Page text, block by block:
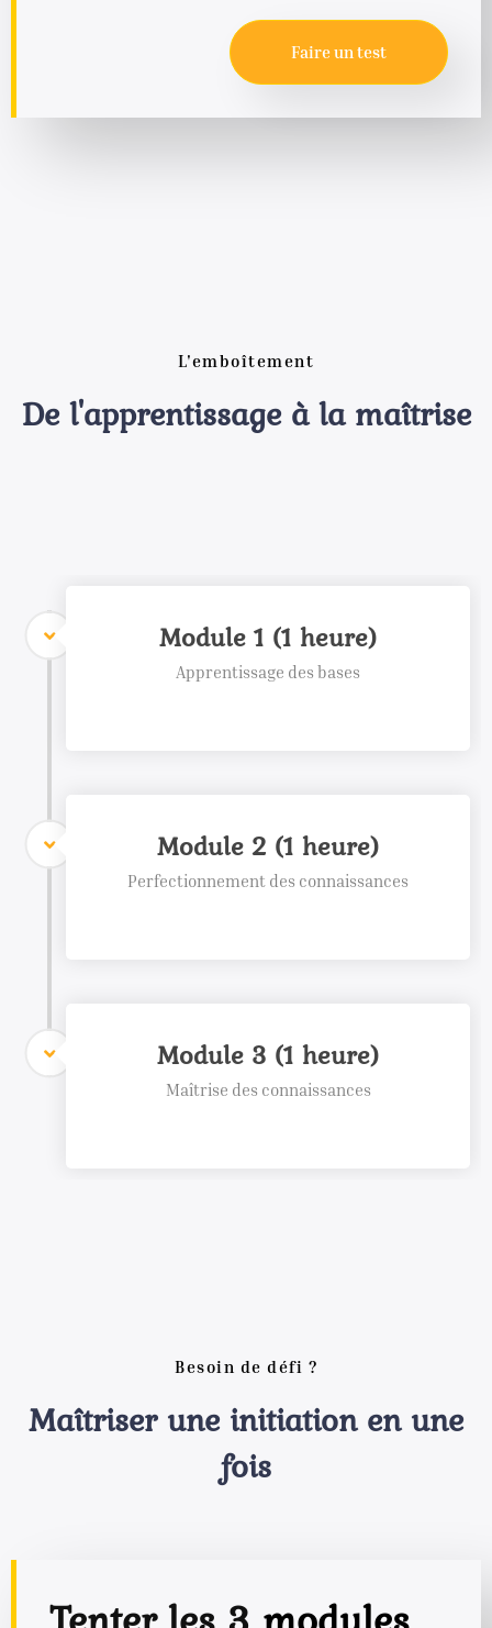
Faire un test
L'emboîtement
De l'apprentissage à la maîtrise
Module 1 (1 heure)
Apprentissage des bases
Module 2 (1 heure)
Perfectionnement des connaissances
Module 3 (1 heure)
Maîtrise des connaissances
Besoin de défi ?
Maîtriser une initiation en une
fois